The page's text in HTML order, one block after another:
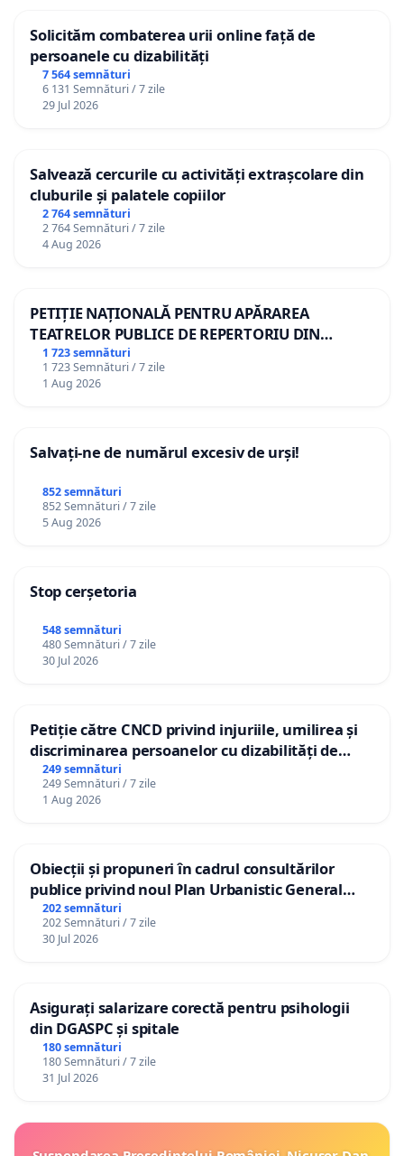
Solicităm combaterea urii online față de
persoanele cu dizabilități
7 564 semnături
6 131 Semnături / 7 zile
29 Jul 2026
Salvează cercurile cu activități extrașcolare din
cluburile și palatele copiilor
2 764 semnături
2 764 Semnături / 7 zile
4 Aug 2026
PETIȚIE NAȚIONALĂ PENTRU APĂRAREA
TEATRELOR PUBLICE DE REPERTORIU DIN
ROMÂNIA
1 723 semnături
1 723 Semnături / 7 zile
1 Aug 2026
Salvați-ne de numărul excesiv de urși!
852 semnături
852 Semnături / 7 zile
5 Aug 2026
Stop cerșetoria
548 semnături
480 Semnături / 7 zile
30 Jul 2026
Petiție către CNCD privind injuriile, umilirea și
discriminarea persoanelor cu dizabilități de
către utilizatorul TikTok „Gorici”
249 semnături
249 Semnături / 7 zile
1 Aug 2026
Obiecții și propuneri în cadrul consultărilor
publice privind noul Plan Urbanistic General
(PUG) Ialoveni
202 semnături
202 Semnături / 7 zile
30 Jul 2026
Asigurați salarizare corectă pentru psihologii
din DGASPC și spitale
180 semnături
180 Semnături / 7 zile
31 Jul 2026